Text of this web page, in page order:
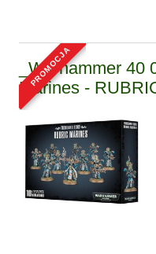
_Warhammer
Marines -
promocja